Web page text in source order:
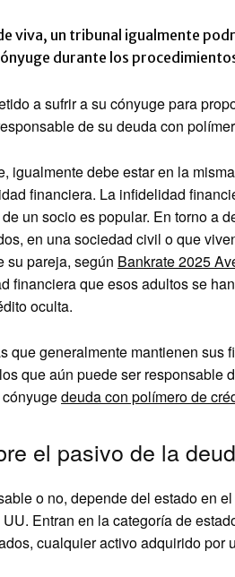
viva, un tribunal igualmente
durante los
a sufrir a su cónyuge para
de su deuda con
igualmente debe estar en la
financiera. La infidelidad
un socio es popular. En torno a
en una sociedad civil o que
su pareja, según Bankrate2025
financiera que esos adultos se
oculta.
que generalmente mantienen sus
que aún puede ser responsable
deuda con polímero de
el pasivo de la
o no, depende del estado en
Entran en la categoría de
cualquier activo adquirido por